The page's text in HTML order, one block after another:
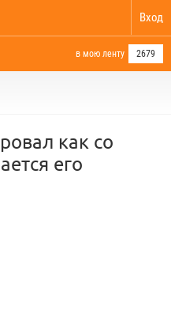
Вход
в мою ленту 2679
как со
его